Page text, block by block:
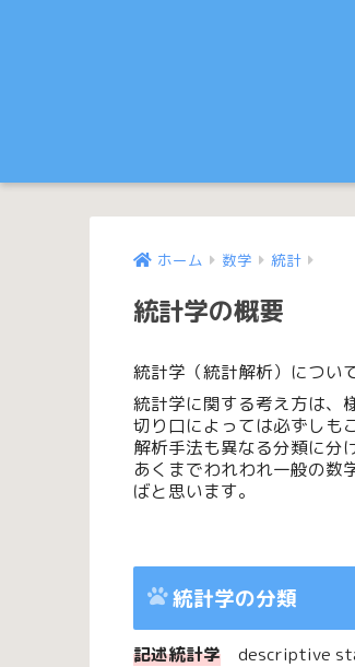
ホーム 数学 統計
統計学の概要
統計学（統計解析）につい
統計学に関する考え方は、
切り口によっては必ずしも
解析手法も異なる分類に分
あくまでわれわれ一般の数
ばと思います。
統計学の分類
記述統計学 descriptive